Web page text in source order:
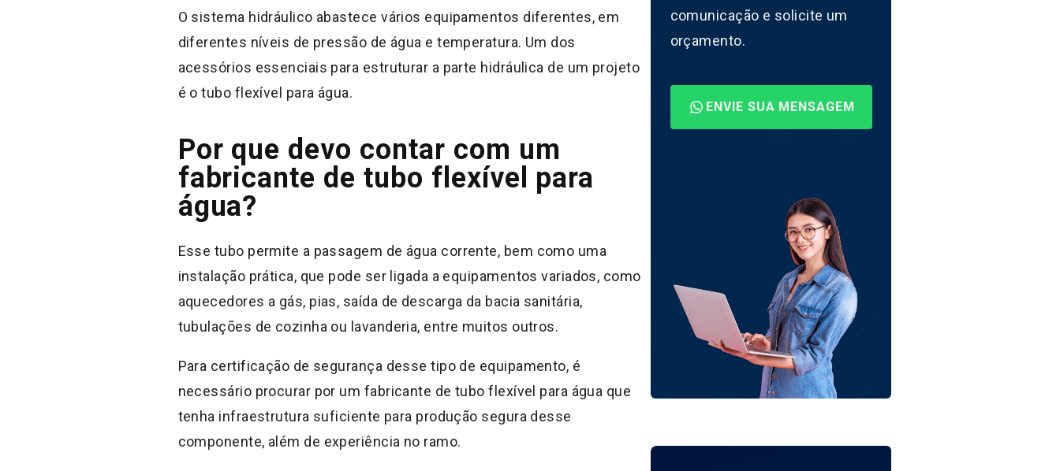
O sistema hidráulico abastece vários equipamentos diferentes, em
diferentes níveis de pressão de água e temperatura. Um dos
acessórios essenciais para estruturar a parte hidráulica de um projeto
é o tubo flexível para água.
Por que devo contar com um
fabricante de tubo flexível para
água?
Esse tubo permite a passagem de água corrente, bem como uma
instalação prática, que pode ser ligada a equipamentos variados, como
aquecedores a gás, pias, saída de descarga da bacia sanitária,
tubulações de cozinha ou lavanderia, entre muitos outros.
Para certificação de segurança desse tipo de equipamento, é
necessário procurar por um fabricante de tubo flexível para água que
tenha infraestrutura suficiente para produção segura desse
componente, além de experiência no ramo.
comunicação e solicite um
orçamento.
ENVIE SUA MENSAGEM